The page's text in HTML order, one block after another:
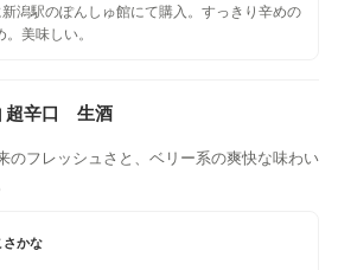
潟駅のぽんしゅ館にて購入。すっきり辛めの
。美味しい。
超辛口 生酒
のフレッシュさと、ベリー系の爽快な味わい
さかな